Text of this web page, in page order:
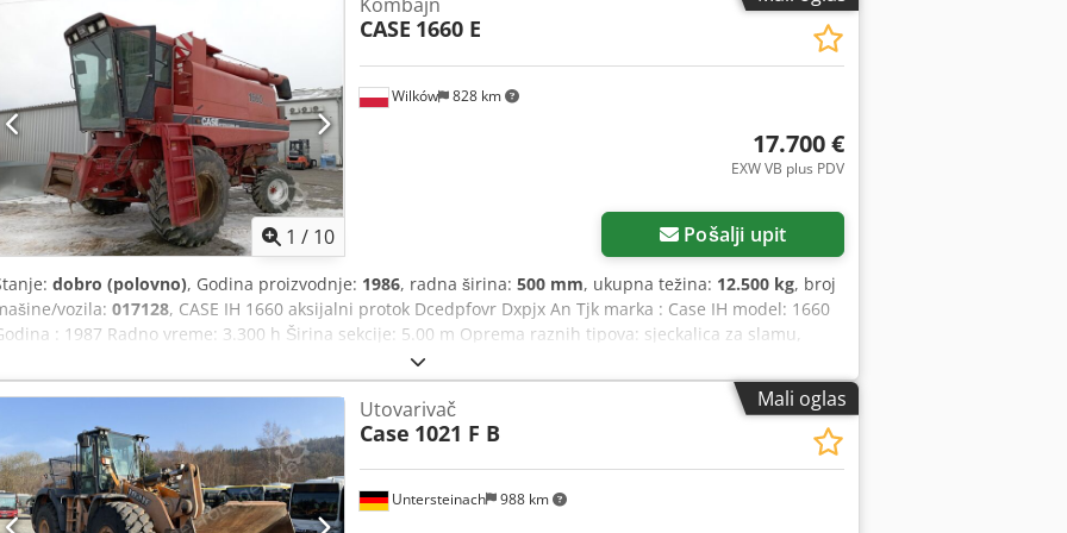
1 / 10
Wilków 828 km
Kombajn
CASE 1660 E
17.700 €
EXW VB plus PDV
Pošalji upit
dobro (polovno), Godina proizvodnje: 1986, radna širina: 500 mm, ukupna težina: 12.500 kg, broj
vozila: 017128, CASE IH 1660 aksijalni protok Dcedpfovr Dxpjx An Tjk marka : Case IH model: 1660
: 1987 Radno vreme: 3.300 h Širina sekcije: 5.00 m Oprema raznih tipova: sjeckalica za slamu,
Mali oglas
Untersteinach 988 km
Utovarivač
Case 1021 F B